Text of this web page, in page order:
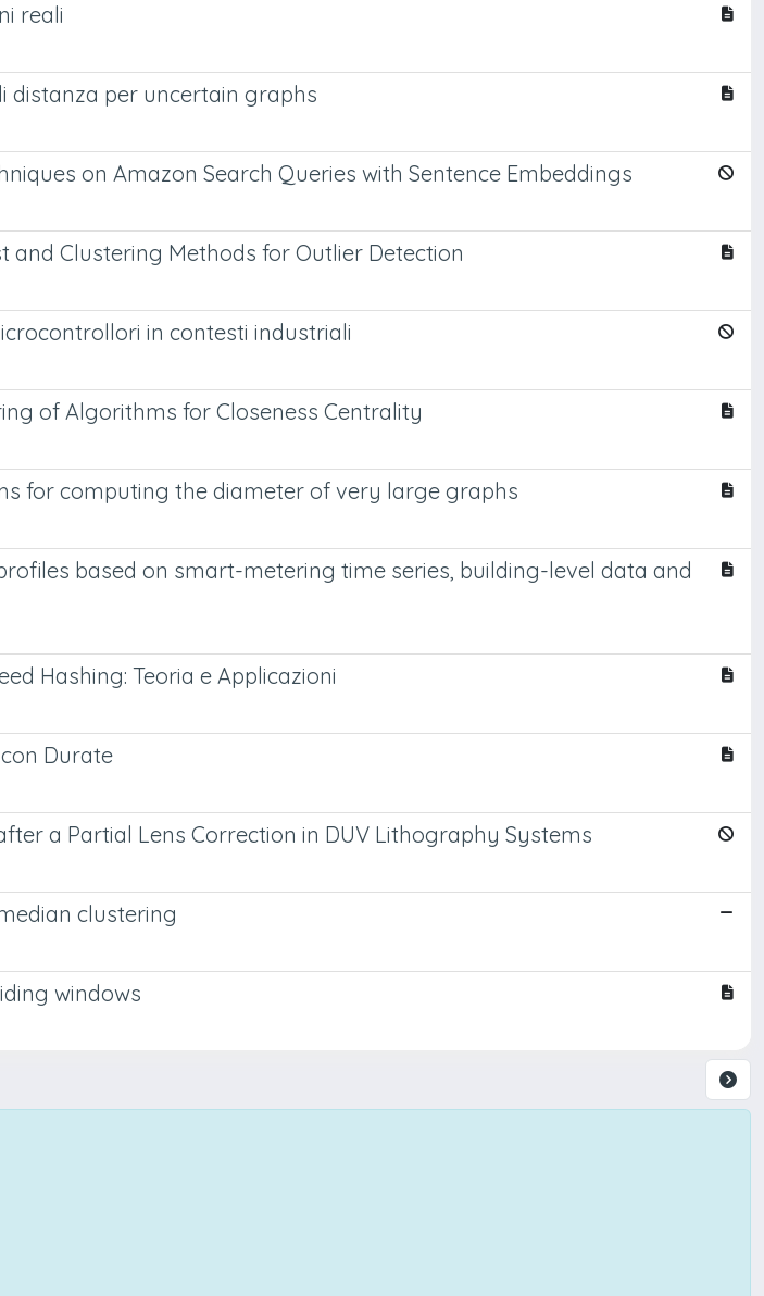
reali
distanza per uncertain graphs
on Amazon Search Queries with Sentence Embeddings
and Clustering Methods for Outlier Detection
in contesti industriali
of Algorithms for Closeness Centrality
for computing the diameter of very large graphs
based on smart-metering time series, building-level data and
Hashing: Teoria e Applicazioni
Durate
a Partial Lens Correction in DUV Lithography Systems
clustering
windows